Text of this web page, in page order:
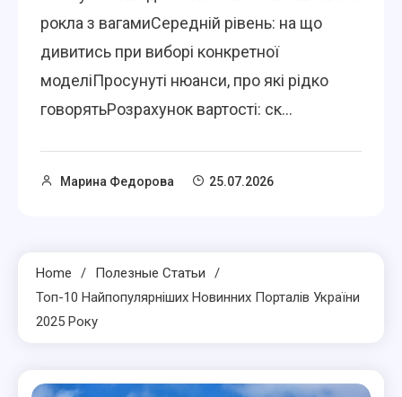
рокла з вагамиСередній рівень: на що
дивитись при виборі конкретної
моделіПросунуті нюанси, про які рідко
говорятьРозрахунок вартості: ск...
Марина Федорова 25.07.2026
Home
Полезные Статьи
Топ-10 Найпопулярніших Новинних Порталів України
2025 Року